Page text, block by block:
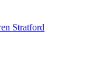
Stratford